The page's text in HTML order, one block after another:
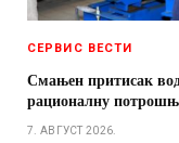
СЕРВИС ВЕСТИ
Смањен притисак
рационалну
7. АВГУСТ 2026.